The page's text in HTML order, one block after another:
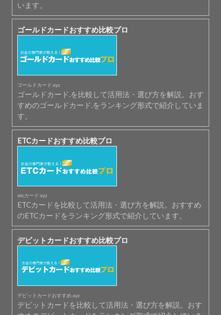
います。
ゴールドカードおすすめ比較プロ
ゴールドカード.xyz
ゴールドカード.を比較して活用法・選び方を解説。おす
すめのゴールドカード.をランキング形式で紹介していま
す。
ETCカードおすすめ比較プロ
etcカード.xyz
ETCカードを比較して活用法・選び方を解説。おすすめ
のETCカードをランキング形式で紹介しています。
デビットカードおすすめ比較プロ
デビットカードおすすめ.xyz
デビットカードを比較して活用法・選び方を解説。おす